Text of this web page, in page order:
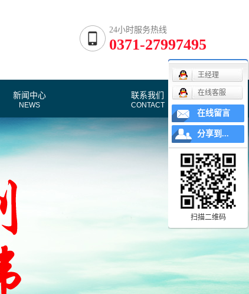
24小时服务热线
0371-27997495
新闻中心
NEWS
公司新闻
行业资讯
联系我们
CONTACT
王经理
在线客服
在线留言
分享到...
扫描二维码